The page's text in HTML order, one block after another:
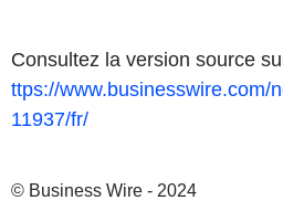
Consultez la version source
ttps://www.businesswire.com/
11937/fr/
© Business Wire - 2024